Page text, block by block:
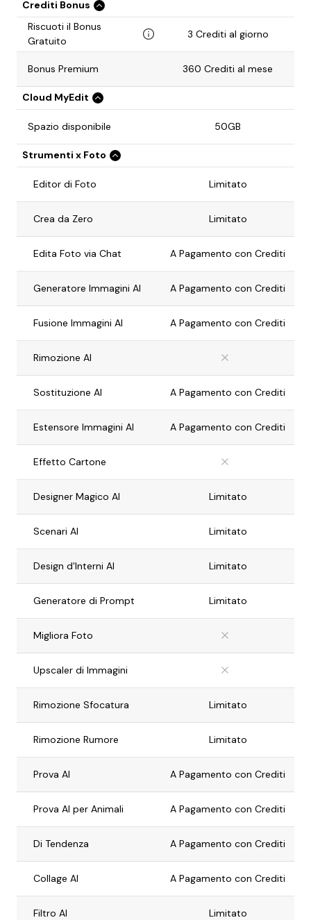
Crediti Bonus
Riscuoti il Bonus
Gratuito
3 Crediti al giorno
Bonus Premium 360 Crediti al mese
Cloud MyEdit
Spazio disponibile 50GB
Strumenti x Foto
Editor di Foto Limitato
Crea da Zero Limitato
Edita Foto via Chat A Pagamento con Crediti
Generatore Immagini AI A Pagamento con Crediti
Fusione Immagini AI A Pagamento con Crediti
Rimozione AI
Sostituzione AI A Pagamento con Crediti
Estensore Immagini AI A Pagamento con Crediti
Effetto Cartone
Designer Magico AI Limitato
Scenari AI Limitato
Design d'Interni AI Limitato
Generatore di Prompt Limitato
Migliora Foto
Upscaler di Immagini
Rimozione Sfocatura Limitato
Rimozione Rumore Limitato
Prova AI A Pagamento con Crediti
Prova AI per Animali A Pagamento con Crediti
Di Tendenza A Pagamento con Crediti
Collage AI A Pagamento con Crediti
Filtro AI Limitato